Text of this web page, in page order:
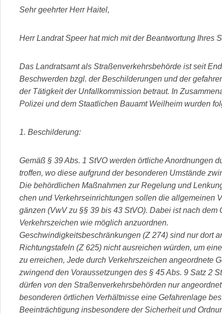
Sehr geehrter Herr Haitel,
Herr Landrat Speer hat mich mit der Beantwortung Ihres
Das Landratsamt als Straßenverkehrsbehörde ist seit
Beschwerden bzgl. der Beschilderungen und der
der Tätigkeit der Unfallkommission betraut. In
Polizei und dem Staatlichen Bauamt Weilheim wurden
1. Beschilderung:
Gemäß § 39 Abs. 1 StVO werden örtliche Anordnungen
troffen, wo diese aufgrund der besonderen Umstände
Die behördlichen Maßnahmen zur Regelung und
chen und Verkehrseinrichtungen sollen die allgemeinen
gänzen (VwV zu §§ 39 bis 43 StVO). Dabei ist nach dem
Verkehrszeichen wie möglich anzuordnen.
Geschwindigkeitsbeschränkungen (Z 274) sind nur dort
Richtungstafeln (Z 625) nicht ausreichen würden, um
zu erreichen, Jede durch Verkehrszeichen angeordnete
zwingend den Voraussetzungen des § 45 Abs. 9 Satz 2
dürfen von den Straßenverkehrsbehörden nur
besonderen örtlichen Verhältnisse eine Gefahrenlage
Beeinträchtigung insbesondere der Sicherheit und